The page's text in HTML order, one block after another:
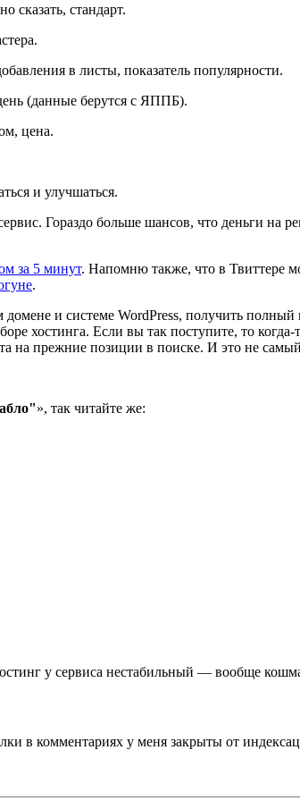
сказать, стандарт.
в листы, показатель популярности.
(данные берутся с ЯППБ).
цена.
и улучшаться.
Гораздо больше шансов, что деньги на
за 5 минут. Напомню также, что в Твиттере
.
и системе WordPress, получить
хостинга. Если вы так поступите, то когда-
на прежние позиции в поиске. И это не
», так читайте же:
у сервиса нестабильный — вообще
в комментариях у меня закрыты от